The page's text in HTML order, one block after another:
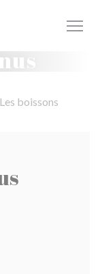
Les boissons